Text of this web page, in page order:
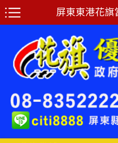
屏東東港花旗